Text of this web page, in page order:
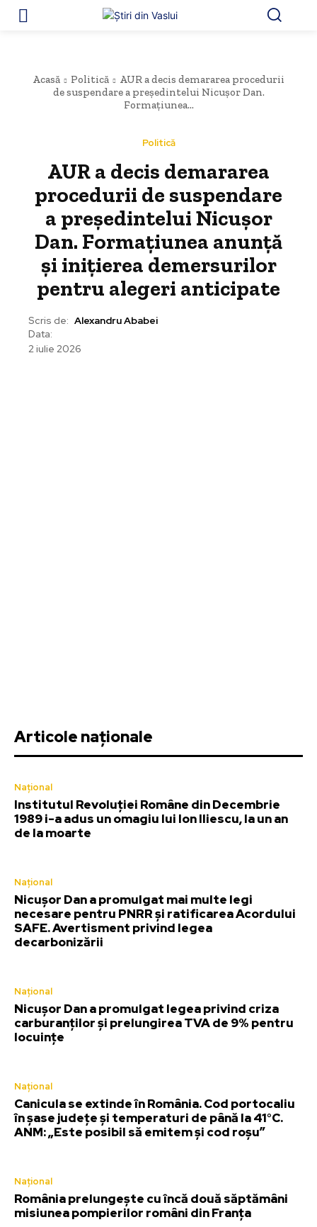
Acasă Politică
AUR a decis demararea procedurii
de suspendare a președintelui Nicușor Dan.
Formațiunea...
Politică
AUR a decis demararea
procedurii de suspendare
a președintelui Nicușor
Dan. Formațiunea anunță
și inițierea demersurilor
pentru alegeri anticipate
Scris de: Alexandru Ababei
Data:
2 iulie 2026
Articole naționale
Național
Institutul Revoluției Române din Decembrie
1989 i-a adus un omagiu lui Ion Iliescu, la un an
de la moarte
Național
Nicușor Dan a promulgat mai multe legi
necesare pentru PNRR și ratificarea Acordului
SAFE. Avertisment privind legea
decarbonizării
Național
Nicușor Dan a promulgat legea privind criza
carburanților și prelungirea TVA de 9% pentru
locuințe
Național
Canicula se extinde în România. Cod portocaliu
în șase județe și temperaturi de până la 41°C.
ANM: „Este posibil să emitem și cod roșu”
Național
România prelungește cu încă două săptămâni
misiunea pompierilor români din Franța